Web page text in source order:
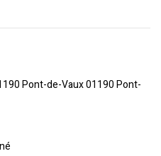
Pont-de-Vaux 01190 Pont-